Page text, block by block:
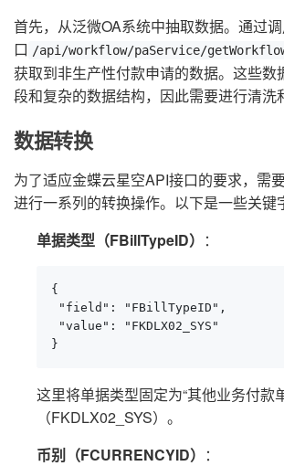
首先，从泛微OA系统中抽取数据。通过
口 /api/workflow/paService/
获取到非生产性付款申请的数据。这些数
段和复杂的数据结构，因此需要进行清洗
数据转换
为了适应金蝶云星空API接口的要求，需
进行一系列的转换操作。以下是一些关键
单据类型（FBillTypeID） ：
{
"field": "FBillTypeID",
"value": "FKDLX02_SYS"
}
这里将单据类型固定为“其他业务付款
（FKDLX02_SYS）。
币别（FCURRENCYID） ：